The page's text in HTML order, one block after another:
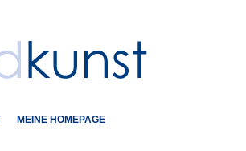
MEINE HOMEPAGE